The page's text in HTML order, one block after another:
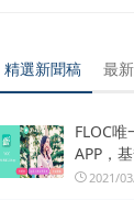
精選新聞稿 最
FLOC
APP，
2021/